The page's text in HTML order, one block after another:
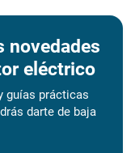
novedades
eléctrico
guías prácticas
darte de baja